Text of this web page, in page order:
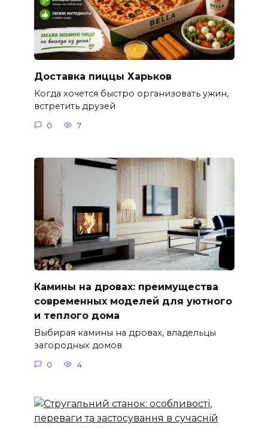
Доставка пиццы Харьков
Когда хочется быстро организовать ужин,
встретить друзей
0 7
Камины на дровах: преимущества
современных моделей для уютного
и теплого дома
Выбирая камины на дровах, владельцы
загородных домов
0 4